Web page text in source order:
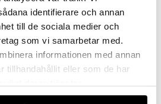
identifierare och annan
till de sociala medier och
som vi samarbetar med.
informationen med annan
tillhandahållit eller som de har
köpte även